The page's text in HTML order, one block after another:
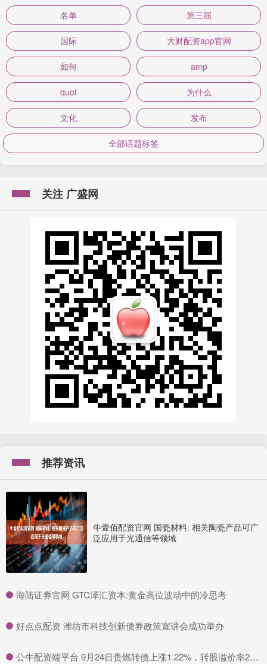
名单 第三届
国际 大财配资app官网
如何 amp
quot 为什么
文化 发布
全部话题标签
关注 广盛网
推荐资讯
牛壹佰配资官网 国瓷材料: 相关陶瓷产品可广
泛应用于光通信等领域
​海陆证券官网 GTC泽汇资本:黄金高位波动中的冷思考
​好点点配资 潍坊市科技创新债券政策宣讲会成功举办
​公牛配资端平台 9月24日贵燃转债上涨1.22%，转股溢价率28.05%